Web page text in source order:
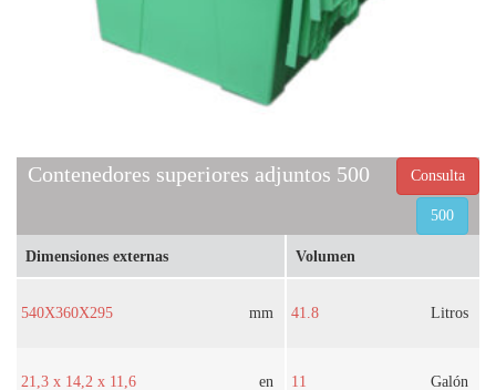
Contenedores superiores adjuntos 500 Consulta
500
Dimensiones externas
540X360X295 mm
21,3 x 14,2 x 11,6 en
Volumen
41.8 Litros
11 Galón